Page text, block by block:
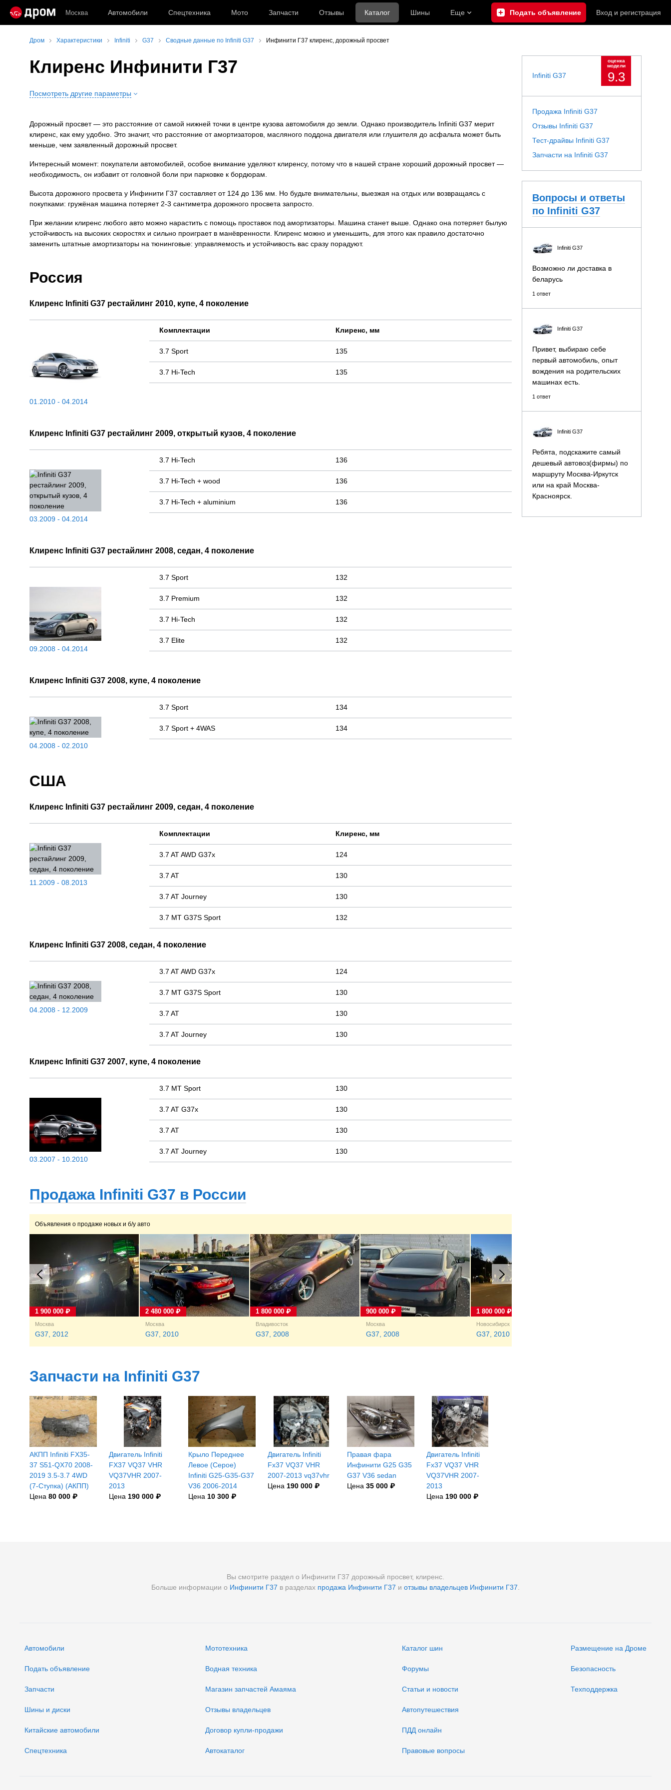
Москва Автомобили Спецтехника Мото Запчасти Отзывы Каталог Шины Еще Подать объявление Вход и регистрация
Дром Характеристики Infiniti G37 Сводные данные по Infiniti G37 Инфинити Г37 клиренс, дорожный просвет
Клиренс Инфинити Г37
Посмотреть другие параметры
Дорожный просвет — это расстояние от самой нижней точки в центре кузова автомобиля до земли. Однако производитель Infiniti G37 мерит
клиренс, как ему удобно. Это значит, что расстояние от амортизаторов, масляного поддона двигателя или глушителя до асфальта может быть
меньше, чем заявленный дорожный просвет.
Интересный момент: покупатели автомобилей, особое внимание уделяют клиренсу, потому что в нашей стране хороший дорожный просвет —
необходимость, он избавит от головной боли при парковке к бордюрам.
Высота дорожного просвета у Инфинити Г37 составляет от 124 до 136 мм. Но будьте внимательны, выезжая на отдых или возвращаясь с
покупками: гружёная машина потеряет 2-3 сантиметра дорожного просвета запросто.
При желании клиренс любого авто можно нарастить с помощь проставок под амортизаторы. Машина станет выше. Однако она потеряет былую
устойчивость на высоких скоростях и сильно проиграет в манёвренности. Клиренс можно и уменьшить, для этого как правило достаточно
заменить штатные амортизаторы на тюнинговые: управляемость и устойчивость вас сразу порадуют.
Россия
Клиренс Infiniti G37 рестайлинг 2010, купе, 4 поколение
01.2010 - 04.2014
Комплектации Клиренс, мм
3.7 Sport 135
3.7 Hi-Tech 135
Клиренс Infiniti G37 рестайлинг 2009, открытый кузов, 4 поколение
03.2009 - 04.2014
3.7 Hi-Tech 136
3.7 Hi-Tech + wood 136
3.7 Hi-Tech + aluminium 136
Клиренс Infiniti G37 рестайлинг 2008, седан, 4 поколение
09.2008 - 04.2014
3.7 Sport 132
3.7 Premium 132
3.7 Hi-Tech 132
3.7 Elite 132
Клиренс Infiniti G37 2008, купе, 4 поколение
04.2008 - 02.2010
3.7 Sport 134
3.7 Sport + 4WAS 134
США
Клиренс Infiniti G37 рестайлинг 2009, седан, 4 поколение
11.2009 - 08.2013
Комплектации Клиренс, мм
3.7 AT AWD G37x 124
3.7 AT 130
3.7 AT Journey 130
3.7 MT G37S Sport 132
Клиренс Infiniti G37 2008, седан, 4 поколение
04.2008 - 12.2009
3.7 AT AWD G37x 124
3.7 MT G37S Sport 130
3.7 AT 130
3.7 AT Journey 130
Клиренс Infiniti G37 2007, купе, 4 поколение
03.2007 - 10.2010
3.7 MT Sport 130
3.7 AT G37x 130
3.7 AT 130
3.7 AT Journey 130
Продажа Infiniti G37 в России
Объявления о продаже новых и б/у авто
Москва
G37, 2012
1 900 000 ₽
Москва
G37, 2010
2 480 000 ₽
Владивосток
G37, 2008
1 800 000 ₽
Москва
G37, 2008
900 000 ₽
Новосибирск
G37, 2010
1 800 000 ₽
Запчасти на Infiniti G37
АКПП Infiniti FX35-
37 S51-QX70 2008-
2019 3.5-3.7 4WD
(7-Ступка) (АКПП)
Цена 80 000 ₽
Двигатель Infiniti
FX37 VQ37 VHR
VQ37VHR 2007-
2013
Цена 190 000 ₽
Крыло Переднее
Левое (Серое)
Infiniti G25-G35-G37
V36 2006-2014
Цена 10 300 ₽
Двигатель Infiniti
Fx37 VQ37 VHR
2007-2013 vq37vhr
Цена 190 000 ₽
Правая фара
Инфинити G25 G35
G37 V36 sedan
Цена 35 000 ₽
Двигатель Infiniti
Fx37 VQ37 VHR
VQ37VHR 2007-
2013
Цена 190 000 ₽
Infiniti G37
оценка
модели
9.3
Продажа Infiniti G37
Отзывы Infiniti G37
Тест-драйвы Infiniti G37
Запчасти на Infiniti G37
Вопросы и ответы
по Infiniti G37
Infiniti G37
Возможно ли доставка в
беларусь
1 ответ
Infiniti G37
Привет, выбираю себе
первый автомобиль, опыт
вождения на родительских
машинах есть.
1 ответ
Infiniti G37
Ребята, подскажите самый
дешевый автовоз(фирмы) по
маршруту Москва-Иркутск
или на край Москва-
Красноярск.
Вы смотрите раздел о Инфинити Г37 дорожный просвет, клиренс.
Больше информации о Инфинити Г37 в разделах продажа Инфинити Г37 и отзывы владельцев Инфинити Г37
Автомобили
Подать объявление
Запчасти
Шины и диски
Китайские автомобили
Спецтехника
Мототехника
Водная техника
Магазин запчастей Амаяма
Отзывы владельцев
Договор купли-продажи
Автокаталог
Каталог шин
Форумы
Статьи и новости
Автопутешествия
ПДД онлайн
Правовые вопросы
Размещение на Дроме
Безопасность
Техподдержка